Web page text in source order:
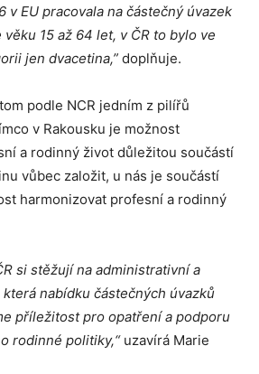
v EU pracovala na částečný úvazek
15 až 64 let, v ČR to bylo ve
jen dvacetina,” doplňuje.
podle NCR jedním z pilířů
v Rakousku je možnost
a rodinný život důležitou součástí
vůbec založit, u nás je součástí
harmonizovat profesní a rodinný
si stěžují na administrativní a
nabídku částečných úvazků
příležitost pro opatření a podporu
rodinné politiky,“ uzavírá Marie